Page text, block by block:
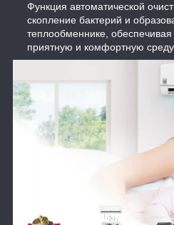
Функция автоматической
скопление бактерий и
теплообменнике,
приятную и комфортную среду.